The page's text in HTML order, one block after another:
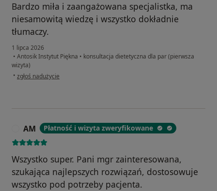
Bardzo miła i zaangażowana specjalistka, ma
niesamowitą wiedzę i wszystko dokładnie
tłumaczy.
1 lipca 2026
• Antosik Instytut Piękna • konsultacja dietetyczna dla par (pierwsza
wizyta)
• w opinii użytkownika Alicja
zgłoś nadużycie
AM Płatność i wizyta zweryfikowane
Wszystko super. Pani mgr zainteresowana,
szukająca najlepszych rozwiązań, dostosowuje
wszystko pod potrzeby pacjenta.